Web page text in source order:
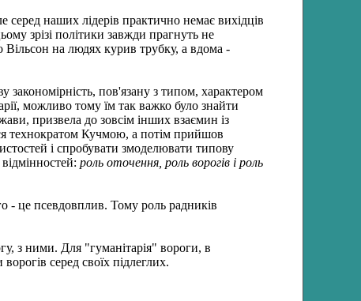
серед наших лідерів практично немає вихідців
зрізі політики завжди прагнуть не
на людях курив трубку, а вдома -
пов'язану з типом, характером
можливо тому їм так важко було знайти
призвела до зовсім інших взаємин із
технократом Кучмою, а потім прийшов
і спробувати змоделювати типову
роль оточення, роль ворогів і роль
- це псевдовплив. Тому роль радників
з ними. Для "гуманітарія" вороги, в
серед своїх підлеглих.